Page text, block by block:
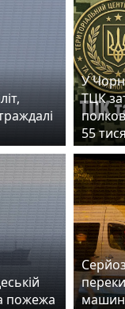
У
ТЦК
55
пожежа